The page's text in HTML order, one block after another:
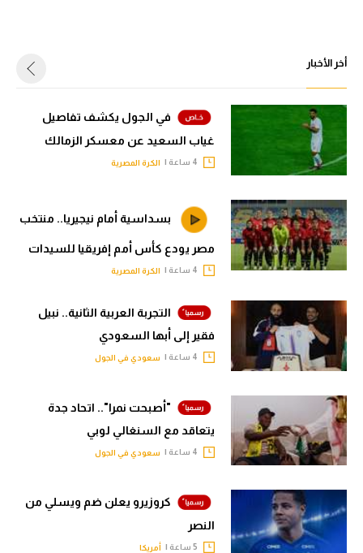
أخر الأخبار
في الجول يكشف تفاصيل
غياب السعيد عن معسكر الزمالك
الكرة المصرية
بسداسية أمام نيجيريا.. منتخب
مصر يودع كأس أمم إفريقيا للسيدات
الكرة المصرية
التجربة العربية الثانية.. نبيل
فقير إلى أبها السعودي
سعودي في الجول
"أصبحت نمرا".. اتحاد جدة
يتعاقد مع السنغالي لوبي
سعودي في الجول
كروزيرو يعلن ضم ويسلي من
النصر
أمريكا